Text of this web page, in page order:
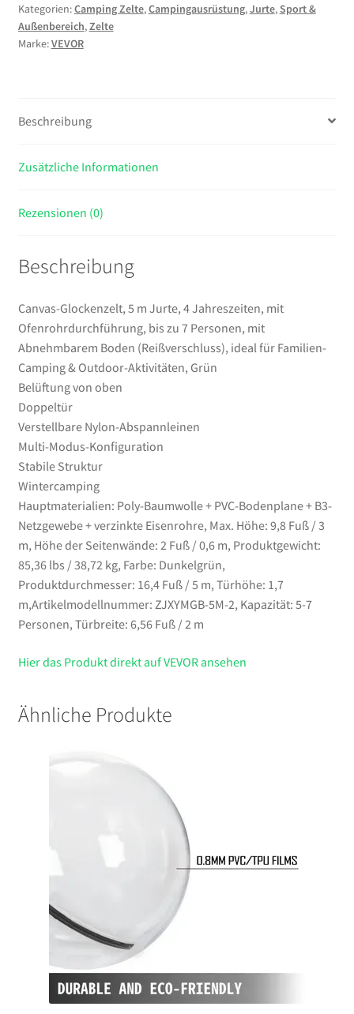
Jurte,
4
Jahreszeiten,
zu
Personen,
Abnehmbarem
ideal
Familien-
Camping
&
Outdoor-
Aktivitäten,
Grün
Menge
Kategorien:Camping Zelte,Campingausrüstung,Jurte,Sport &
Außenbereich,Zelte
Marke:VEVOR
Beschreibung
Zusätzliche Informationen
Rezensionen (0)
Beschreibung
Canvas-Glockenzelt, 5 m Jurte, 4 Jahreszeiten, mit
Ofenrohrdurchführung, bis zu 7 Personen, mit
Abnehmbarem Boden (Reißverschluss), ideal für Familien-
Camping & Outdoor-Aktivitäten, Grün
Belüftung von oben
Doppeltür
Verstellbare Nylon-Abspannleinen
Multi-Modus-Konfiguration
Stabile Struktur
Wintercamping
Hauptmaterialien: Poly-Baumwolle + PVC-Bodenplane + B3-
Netzgewebe + verzinkte Eisenrohre, Max. Höhe: 9,8 Fuß / 3
m, Höhe der Seitenwände: 2 Fuß / 0,6 m, Produktgewicht:
85,36 ​​lbs / 38,72 kg, Farbe: Dunkelgrün,
Produktdurchmesser: 16,4 Fuß / 5 m, Türhöhe: 1,7
m,Artikelmodellnummer: ZJXYMGB-5M-2, Kapazität: 5-7
Personen, Türbreite: 6,56 Fuß / 2 m
Hier das Produkt direkt auf VEVOR ansehen
Ähnliche Produkte